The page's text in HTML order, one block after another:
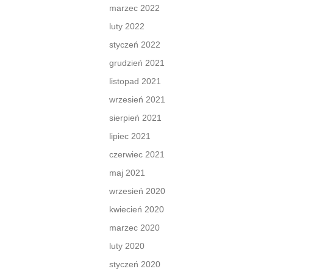
marzec 2022
luty 2022
styczeń 2022
grudzień 2021
listopad 2021
wrzesień 2021
sierpień 2021
lipiec 2021
czerwiec 2021
maj 2021
wrzesień 2020
kwiecień 2020
marzec 2020
luty 2020
styczeń 2020